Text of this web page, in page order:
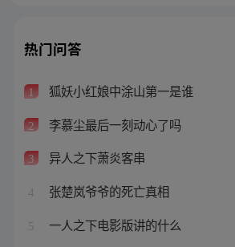
热门问答
1 狐妖小红娘中涂山第一是谁
2 李慕尘最后一刻动心了吗
3 异人之下萧炎客串
4 张楚岚爷爷的死亡真相
5 一人之下电影版讲的什么